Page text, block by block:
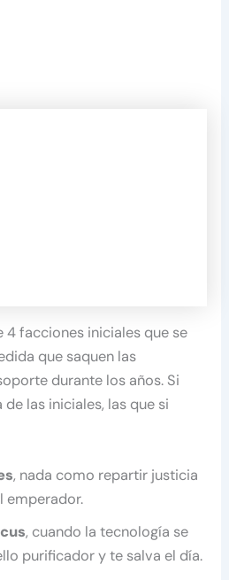
4 facciones iniciales que se
que saquen las
durante los años. Si
las iniciales, las que si
, nada como repartir justicia
emperador.
, cuando la tecnología se
purificador y te salva el día.